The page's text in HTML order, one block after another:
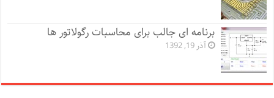
برنامه ای جالب برای محاسبات رگولاتور ها
آذر 19, 1392